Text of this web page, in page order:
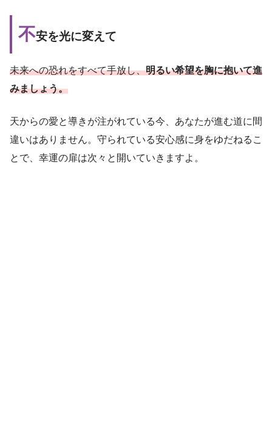
不安を光に変えて
未来への恐れをすべて手放し、明るい希望を胸に抱いて進
みましょう。
天からの愛と導きが注がれている今、あなたが進む道に間
違いはありません。守られている安心感に身をゆだねるこ
とで、幸運の扉は次々と開いていきますよ。